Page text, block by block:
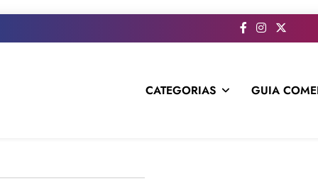
CATEGORIAS GUIA